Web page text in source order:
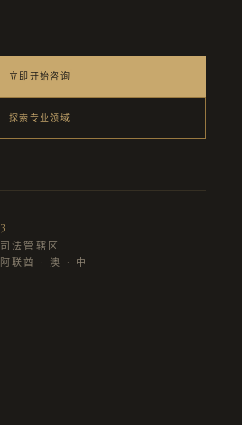
立即开始咨询
探索专业领域
3
司法管辖区
阿联酋 · 澳 · 中